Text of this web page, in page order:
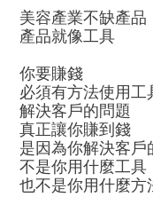
美容產業不缺產品
產品就像工具
你要賺錢
必須有方法使用工
解決客戶的問題
真正讓你賺到錢
是因為你解決客戶
不是你用什麼工具
也不是你用什麼方